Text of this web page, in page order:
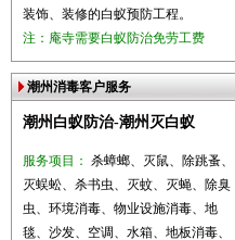
装饰、装修的白蚁预防工程。
注：庵寺需要白蚁防治免劳工费
潮州消毒客户服务
潮州白蚁防治-潮州灭白蚁
服务项目： 杀蟑螂、灭鼠、除跳蚤、
灭蜈蚣、杀书虫、灭蚊、灭蝇、除臭
虫、环境消毒、物业设施消毒、地
毯、沙发、空调、水箱、地板消毒、